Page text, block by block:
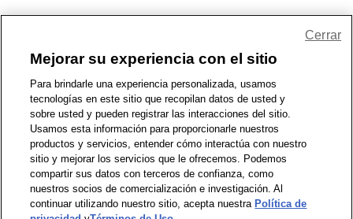
1-800-679-9691 | Contáctenos | Términos de Uso | Accesibilidad
Política de Privacidad | WA Privacy Policy | Mapa del sitio
Zona de Bienestar | © 1999 - 2026 CVS.com
Mejorar su experiencia con el sitio
Para brindarle una experiencia personalizada, usamos
tecnologías en este sitio que recopilan datos de usted y
sobre usted y pueden registrar las interacciones del sitio.
Usamos esta información para proporcionarle nuestros
productos y servicios, entender cómo interactúa con nuestro
sitio y mejorar los servicios que le ofrecemos. Podemos
compartir sus datos con terceros de confianza, como
nuestros socios de comercialización e investigación. Al
continuar utilizando nuestro sitio, acepta nuestra Política de
Cerrar